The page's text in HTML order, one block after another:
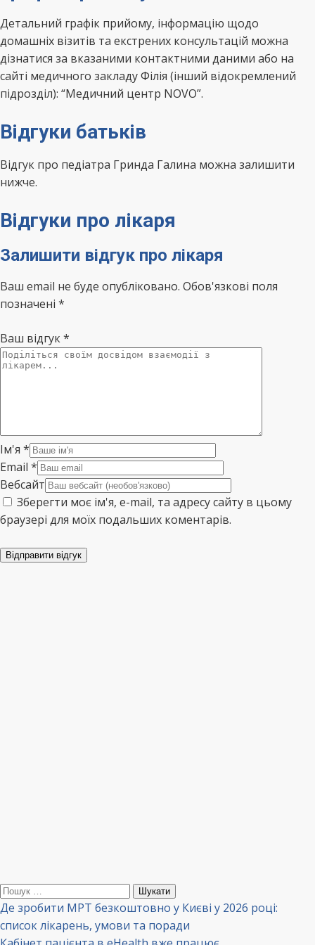
Детальний графік прийому, інформацію щодо
домашніх візитів та екстрених консультацій можна
дізнатися за вказаними контактними даними або на
сайті медичного закладу Філія (інший відокремлений
підрозділ): “Медичний центр NOVO”.
Відгуки батьків
Відгук про педіатра Гринда Галина можна залишити
нижче.
Відгуки про лікаря
Залишити відгук про лікаря
Ваш email не буде опубліковано. Обов'язкові поля
позначені *
Ваш відгук*
Ім'я *
Email *
Вебсайт
Зберегти моє ім'я, e-mail, та адресу сайту в цьому
браузері для моїх подальших коментарів.
Відправити відгук
Пошук:
Де зробити МРТ безкоштовно у Києві у 2026 році:
список лікарень, умови та поради